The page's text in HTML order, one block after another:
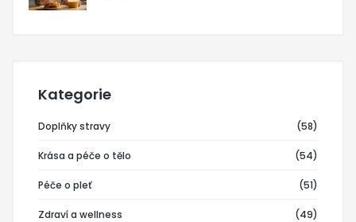
Kategorie
Doplňky stravy (58)
Krása a péče o tělo (54)
Péče o pleť (51)
Zdraví a wellness (49)